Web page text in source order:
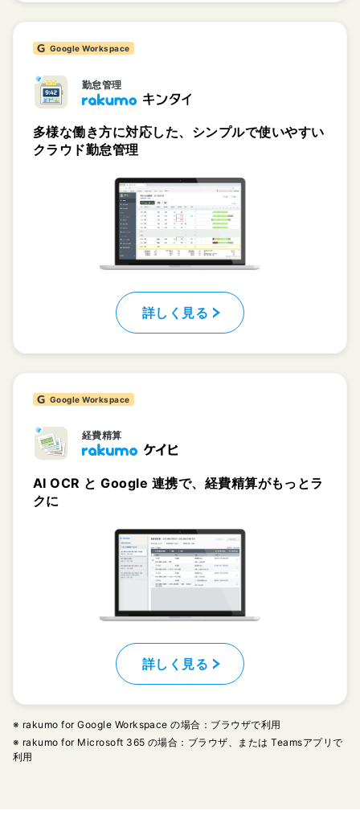
Google Workspace
勤怠管理
多様な働き方に対応した、シンプルで使いやすい
クラウド勤怠管理
詳しく見る
Google Workspace
経費精算
AI OCR と Google 連携で、経費精算がもっとラ
クに
詳しく見る
※ rakumo for Google Workspace の場合：ブラウザで利用
※ rakumo for Microsoft 365 の場合：ブラウザ、または Teamsアプリで
利用